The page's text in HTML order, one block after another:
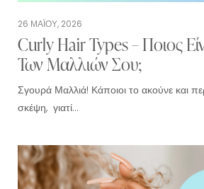
26 ΜΑΪ́ΟΥ, 2026
Curly Hair Types – Ποιος
Των Μαλλιών Σου;
Σγουρά Μαλλιά! Κάποιοι το ακούνε και
σκέψη, γιατί…